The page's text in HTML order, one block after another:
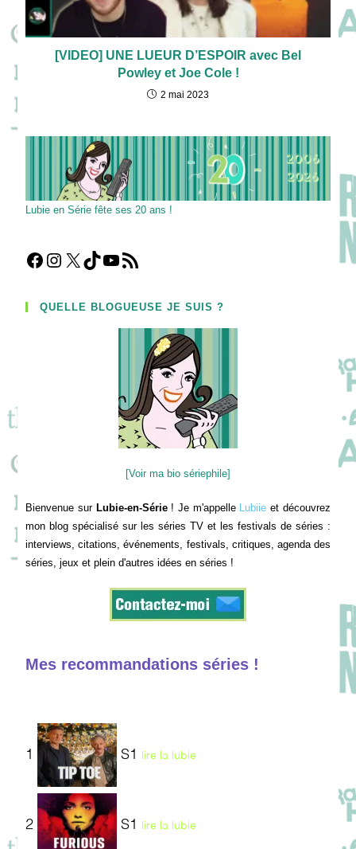
[VIDEO] UNE LUEUR D’ESPOIR avec Bel
Powley et Joe Cole !
2 mai 2023
Lubie en Série fête ses 20 ans !
Facebook
Instagram
X TikTokYouTube
Flux RSS
QUELLE BLOGUEUSE JE SUIS ?
[Voir ma bio sériephile]
Bienvenue sur Lubie-en-Série! Je m'appelle Lubiie et découvrez
mon blog spécialisé sur les séries TV et les festivals de séries :
interviews, citations, événements, festivals, critiques, agenda des
séries, jeux et plein d'autres idées en séries !
Mes recommandations séries !
1 S1 lire la lubie
2 S1 lire la lubie